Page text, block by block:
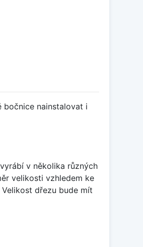
bočnice nainstalovat i
v několika různých
velikosti vzhledem ke
dřezu bude mít